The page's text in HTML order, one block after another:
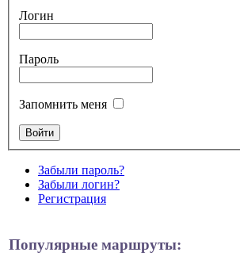
Логин
Пароль
Запомнить меня
Забыли пароль?
Забыли логин?
Регистрация
Популярные маршруты: